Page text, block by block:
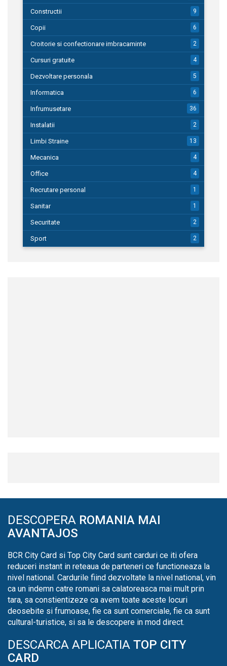
Constructii 9
Copii 6
Croitorie si confectionare imbracaminte 2
Cursuri gratuite 4
Dezvoltare personala 5
Informatica 6
Infrumusetare 36
Instalatii 2
Limbi Straine 13
Mecanica 4
Office 4
Recrutare personal 1
Sanitar 1
Securitate 2
Sport 2
DESCOPERA ROMANIA MAI
AVANTAJOS
BCR City Card si Top City Card sunt carduri ce iti ofera
reduceri instant in reteaua de parteneri ce functioneaza la
nivel national. Cardurile fiind dezvoltate la nivel national, vin
ca un indemn catre romani sa calatoreasca mai mult prin
tara, sa constientizeze ca avem toate aceste locuri
deosebite si frumoase, fie ca sunt comerciale, fie ca sunt
cultural-turistice, si sa le descopere in mod direct.
DESCARCA APLICATIA TOP CITY
CARD